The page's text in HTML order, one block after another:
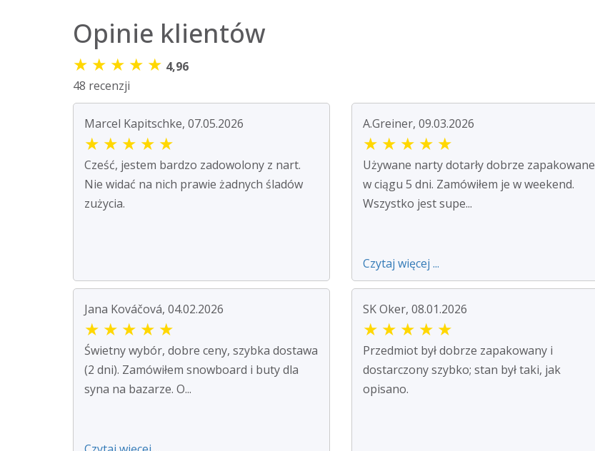
Opinie klientów
★ ★ ★ ★ ★ 4,96
48 recenzji
Marcel Kapitschke, 07.05.2026
★ ★ ★ ★ ★
Cześć, jestem bardzo zadowolony z nart.
Nie widać na nich prawie żadnych śladów
zużycia.
A.Greiner, 09.03.2026
★ ★ ★ ★ ★
Używane narty dotarły dobrze zapakowane
w ciągu 5 dni. Zamówiłem je w weekend.
Wszystko jest supe...
Czytaj więcej ...
Jana Kováčová, 04.02.2026
★ ★ ★ ★ ★
Świetny wybór, dobre ceny, szybka dostawa
(2 dni). Zamówiłem snowboard i buty dla
syna na bazarze. O...
SK Oker, 08.01.2026
★ ★ ★ ★ ★
Przedmiot był dobrze zapakowany i
dostarczony szybko; stan był taki, jak
opisano.